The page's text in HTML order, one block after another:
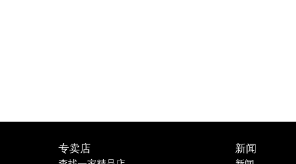
专卖店 新闻